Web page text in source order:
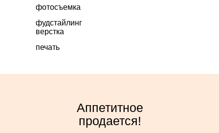
фотосъемка
фудстайлинг
верстка
печать
Аппетитное
продается!